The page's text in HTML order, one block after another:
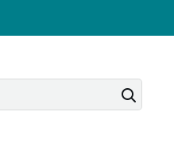
Dixit Odyssey